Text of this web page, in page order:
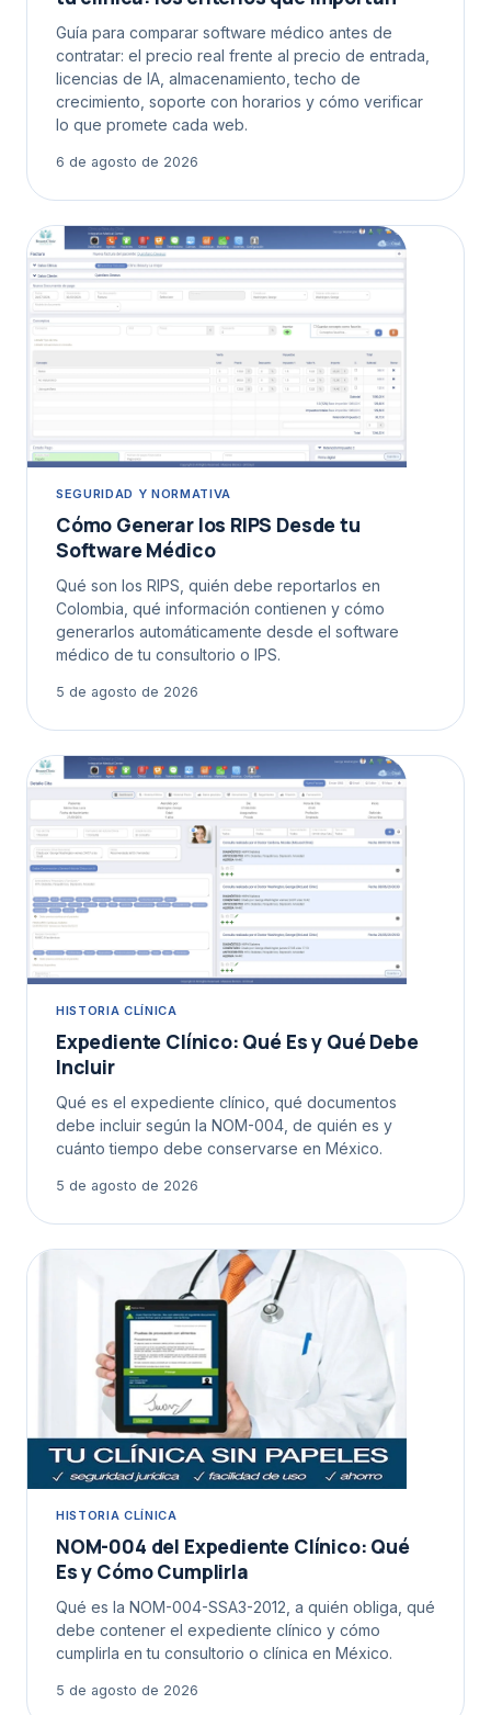
Guía para comparar software médico antes de
contratar: el precio real frente al precio de entrada,
licencias de IA, almacenamiento, techo de
crecimiento, soporte con horarios y cómo verificar
lo que promete cada web.
6 de agosto de 2026
SEGURIDAD Y NORMATIVA
Cómo Generar los RIPS Desde tu
Software Médico
Qué son los RIPS, quién debe reportarlos en
Colombia, qué información contienen y cómo
generarlos automáticamente desde el software
médico de tu consultorio o IPS.
5 de agosto de 2026
HISTORIA CLÍNICA
Expediente Clínico: Qué Es y Qué Debe
Incluir
Qué es el expediente clínico, qué documentos
debe incluir según la NOM-004, de quién es y
cuánto tiempo debe conservarse en México.
5 de agosto de 2026
HISTORIA CLÍNICA
NOM-004 del Expediente Clínico: Qué
Es y Cómo Cumplirla
Qué es la NOM-004-SSA3-2012, a quién obliga, qué
debe contener el expediente clínico y cómo
cumplirla en tu consultorio o clínica en México.
5 de agosto de 2026